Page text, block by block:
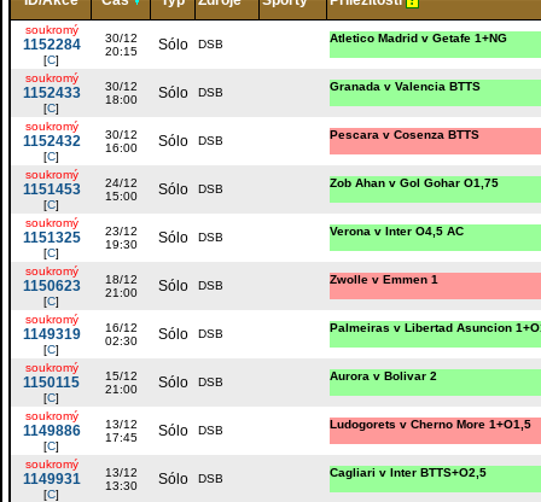
soukromý
1152284
[C]
30/12
20:15
Sólo DSB Atletico Madrid v Getafe 1+NG
soukromý
1152433
[C]
30/12
18:00
Sólo DSB Granada v Valencia BTTS
soukromý
1152432
[C]
30/12
16:00
Sólo DSB Pescara v Cosenza BTTS
soukromý
1151453
[C]
24/12
15:00
Sólo DSB Zob Ahan v Gol Gohar O1,75
soukromý
1151325
[C]
23/12
19:30
Sólo DSB Verona v Inter O4,5 AC
soukromý
1150623
[C]
18/12
21:00
Sólo DSB Zwolle v Emmen 1
soukromý
1149319
[C]
16/12
02:30
Sólo DSB Palmeiras v Libertad Asuncion
soukromý
1150115
[C]
15/12
21:00
Sólo DSB Aurora v Bolivar 2
soukromý
1149886
[C]
13/12
17:45
Sólo DSB Ludogorets v Cherno More 1+O1,5
soukromý
1149931
[C]
13/12
13:30
Sólo DSB Cagliari v Inter BTTS+O2,5